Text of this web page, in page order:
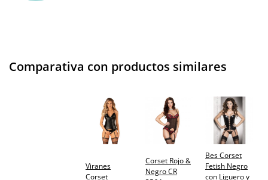
Comparativa con productos similares
Viranes
Corset
Corset Rojo &
Negro CR
Bes Corset
Fetish Negro
con Liguero y